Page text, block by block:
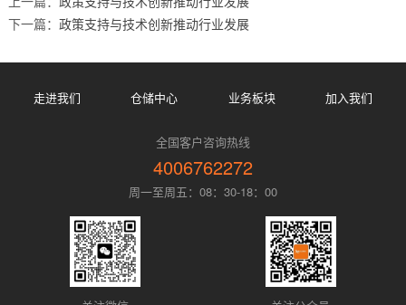
下一篇： 政策支持与技术创新推动行业发展
走进我们 仓储中心 业务板块 加入我们
全国客户咨询热线
4006762272
周一至周五：08：30-18：00